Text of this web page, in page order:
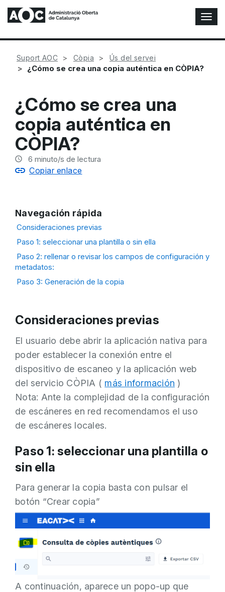
A
l
t
Suport AOC Còpia Ús del servei
¿Cómo se crea una copia auténtica en CÒPIA?
¿Cómo se crea una
copia auténtica en
CÒPIA?
6 minuto/s de lectura
Copiar enlace
Consideraciones previas
El usuario debe abrir la aplicación nativa para
poder establecer la conexión entre el
dispositivo de escaneo y la aplicación web
del servicio CÒPIA ( más información )
Nota: Ante la complejidad de la configuración
de escáneres en red recomendamos el uso
de escáneres locales.
Paso 1: seleccionar una plantilla o
sin ella
Para generar la copia basta con pulsar el
botón “Crear copia”
A continuación, aparece un popo-up que
Navegación rápida
Consideraciones previas
Paso 1: seleccionar una plantilla o sin ella
Paso 2: rellenar o revisar los campos de configuración y
metadatos:
Paso 3: Generación de la copia